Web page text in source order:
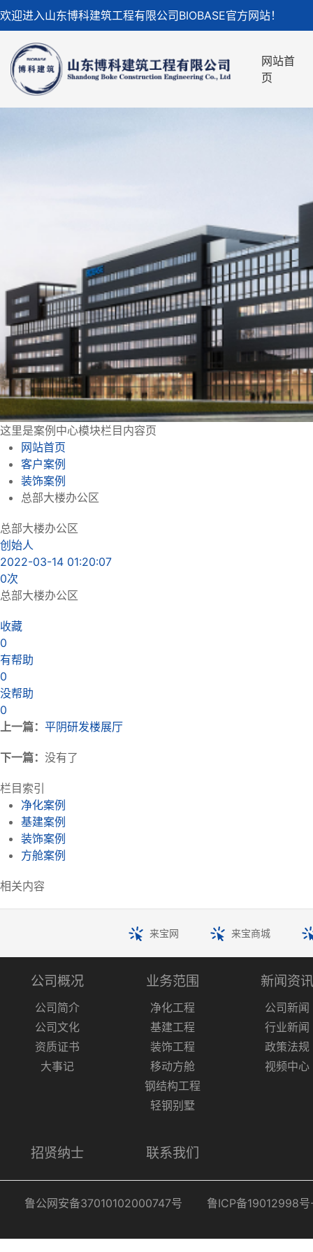
欢迎进入山东博科建筑工程有限公司BIOBASE官方网站！
网站首
页
这里是案例中心模块栏目内容页
网站首页
客户案例
装饰案例
总部大楼办公区
总部大楼办公区
创始人
2022-03-14 01:20:07
0次
总部大楼办公区
收藏
0
有帮助
0
没帮助
0
上一篇： 平阴研发楼展厅
下一篇： 没有了
栏目索引
净化案例
基建案例
装饰案例
方舱案例
相关内容
来宝网 来宝商城
公司概况
公司简介
公司文化
资质证书
大事记
业务范围
净化工程
基建工程
装饰工程
移动方舱
钢结构工程
轻钢别墅
新闻资
公司新闻
行业新闻
政策法规
视频中心
招贤纳士 联系我们
鲁公网安备37010102000747号 鲁ICP备19012998号